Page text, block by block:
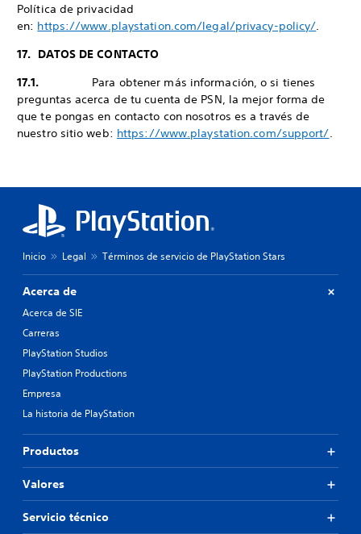
Política de privacidad
en: https://www.playstation.com/legal/privacy-policy/.
17. DATOS DE CONTACTO
17.1. Para obtener más información, o si tienes
preguntas acerca de tu cuenta de PSN, la mejor forma de
que te pongas en contacto con nosotros es a través de
nuestro sitio web: https://www.playstation.com/support/.
Inicio Legal Términos de servicio de PlayStation Stars
Acerca de
Acerca de SIE
Carreras
PlayStation Studios
PlayStation Productions
Empresa
La historia de PlayStation
Productos
Valores
Servicio técnico